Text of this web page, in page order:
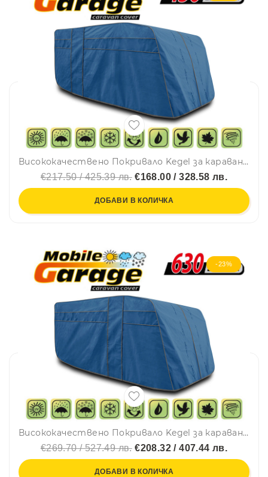
Висококачествено Покривало Kegel за каравана син цвят Серия Mobile 450ER
€217.50 / 425.39 лв.€168.00 / 328.58 лв.
ДОБАВИ В КОЛИЧКА
-23%
Висококачествено Покривало Kegel за каравана син цвят Серия Mobile 630EF
€269.70 / 527.49 лв.€208.32 / 407.44 лв.
ДОБАВИ В КОЛИЧКА